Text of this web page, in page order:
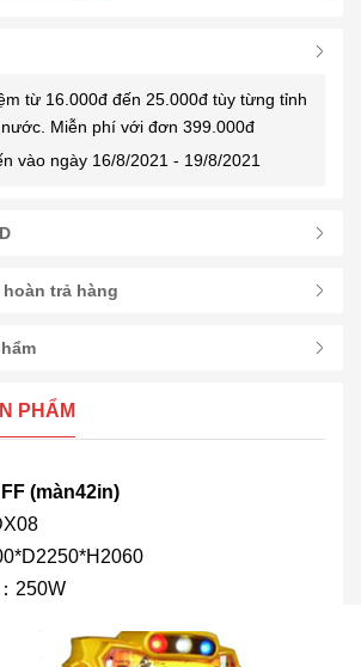
từ 16.000đ đến 25.000đ tùy từng tỉnh
Miễn phí với đơn 399.000đ
vào ngày 16/8/2021 - 19/8/2021
trả hàng
PHẨM
(màn42in)
250W